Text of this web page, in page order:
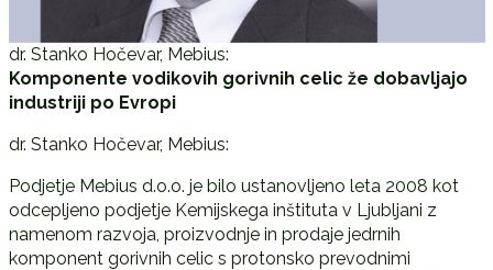
dr. Stanko Hočevar, Mebius:
Komponente vodikovih gorivnih celic že dobavljajo
industriji po Evropi
dr. Stanko Hočevar, Mebius:
Podjetje Mebius d.o.o. je bilo ustanovljeno leta 2008 kot
odcepljeno podjetje Kemijskega inštituta v Ljubljani z
namenom razvoja, proizvodnje in prodaje jedrnih
komponent gorivnih celic s protonsko prevodnimi